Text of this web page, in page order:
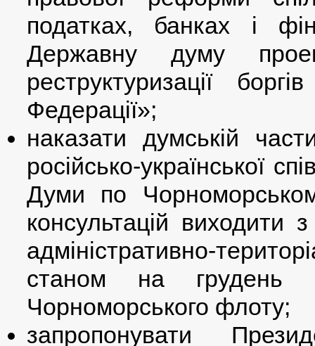
податках, банках і
Державну думу
реструктуризації
Федерації»;
наказати думській
російсько-української
Думи по
консультацій виходити
адміністративно-
станом на грудень
Чорноморського флоту;
запропонувати